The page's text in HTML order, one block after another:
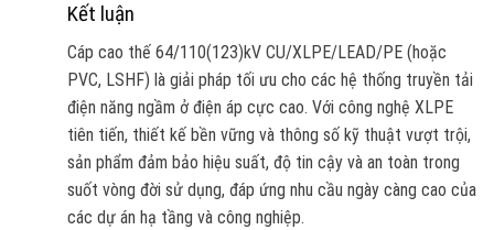
Kết luận
Cáp cao thế 64/110(123)kV CU/XLPE/LEAD/PE (hoặc
PVC, LSHF) là giải pháp tối ưu cho các hệ thống truyền tải
điện năng ngầm ở điện áp cực cao. Với công nghệ XLPE
tiên tiến, thiết kế bền vững và thông số kỹ thuật vượt trội,
sản phẩm đảm bảo hiệu suất, độ tin cậy và an toàn trong
suốt vòng đời sử dụng, đáp ứng nhu cầu ngày càng cao của
các dự án hạ tầng và công nghiệp.